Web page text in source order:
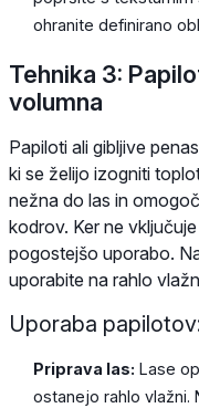
ohranite definirano
Tehnika 3:
volumna
Papiloti ali gibljive
ki se želijo izogniti
nežna do las in
kodrov. Ker ne
pogostejšo uporabo.
uporabite na rahlo
Uporaba
Priprava las: Lase
ostanejo rahlo vlažni.